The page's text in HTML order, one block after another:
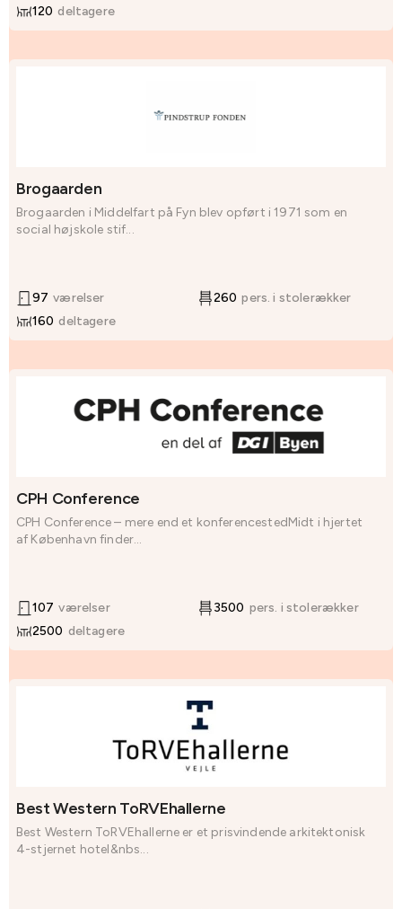
120 deltagere
Brogaarden
Brogaarden i Middelfart på Fyn blev opført i 1971 som en
social højskole stif...
97 værelser 260 pers. i stolerækker
160 deltagere
CPH Conference
CPH Conference – mere end et konferencestedMidt i hjertet
af København finder...
107 værelser 3500 pers. i stolerækker
2500 deltagere
Best Western ToRVEhallerne
Best Western ToRVEhallerne er et prisvindende arkitektonisk
4-stjernet hotel&nbs...